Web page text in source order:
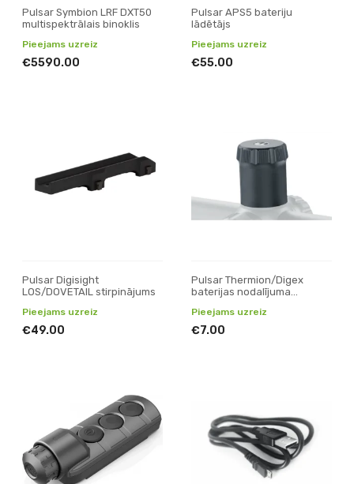
Pulsar Symbion LRF DXT50
multispektrālais binoklis
Pieejams uzreiz
€5590.00
Pulsar APS5 bateriju
lādētājs
Pieejams uzreiz
€55.00
Pulsar Digisight
LOS/DOVETAIL stirpinājums
Pieejams uzreiz
€49.00
Pulsar Thermion/Digex
baterijas nodalījuma
Pieejams uzreiz
€7.00